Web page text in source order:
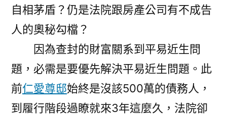
自相茅盾？仍是法院跟房產公司有不成告
人的奧秘勾檔？
因為查封的財富關系到平易近生問
題，必需是要優先解決平易近生問題。此
前仁愛尊邸始終是沒該500萬的債務人，
到履行階段過瞭就來3年這麼久，法院卻